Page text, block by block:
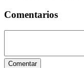
Comentarios
Comentar